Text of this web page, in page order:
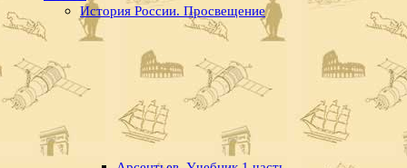
История России. Просвещение